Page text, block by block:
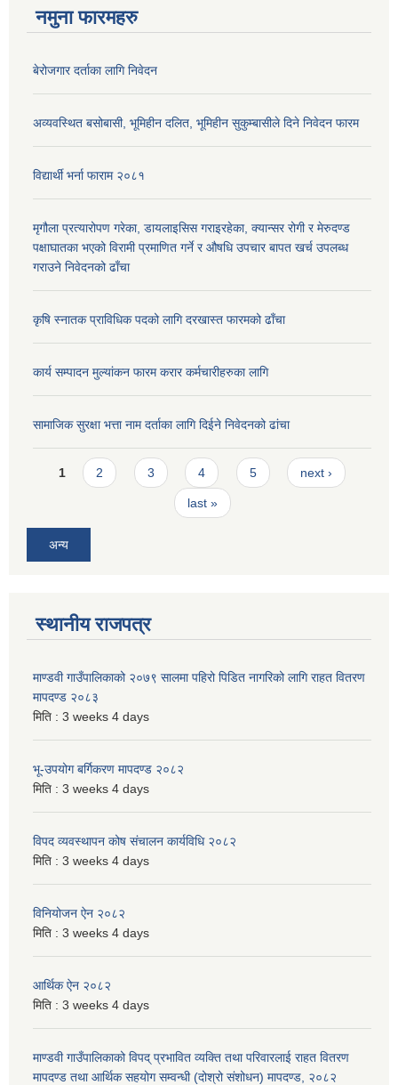
नमुना फारमहरु
बेरोजगार दर्ताका लागि निवेदन
अव्यवस्थित बसोबासी, भूमिहीन दलित, भूमिहीन सुकुम्बासीले दिने निवेदन फारम
विद्यार्थी भर्ना फाराम २०८१
मृगौला प्रत्यारोपण गरेका, डायलाइसिस गराइरहेका, क्यान्सर रोगी र मेरुदण्ड
पक्षाघातका भएको विरामी प्रमाणित गर्ने र औषधि उपचार बापत खर्च उपलब्ध
गराउने निवेदनको ढाँचा
कृषि स्नातक प्राविधिक पदको लागि दरखास्त फारमको ढाँचा
कार्य सम्पादन मुल्यांकन फारम करार कर्मचारीहरुका लागि
सामाजिक सुरक्षा भत्ता नाम दर्ताका लागि दिईने निवेदनको ढांचा
Pages
1 2 3 4 5 next ›
last »
अन्य
स्थानीय राजपत्र
माण्डवी गाउँपालिकाको २०७९ सालमा पहिरो पिडित नागरिको लागि राहत वितरण
मापदण्ड २०८३
मिति : 3 weeks 4 days
भू-उपयोग बर्गिकरण मापदण्ड २०८२
मिति : 3 weeks 4 days
विपद व्यवस्थापन कोष संचालन कार्यविधि २०८२
मिति : 3 weeks 4 days
विनियोजन ऐन २०८२
मिति : 3 weeks 4 days
आर्थिक ऐन २०८२
मिति : 3 weeks 4 days
माण्डवी गाउँपालिकाको विपद् प्रभावित व्यक्ति तथा परिवारलाई राहत वितरण
मापदण्ड तथा आर्थिक सहयोग सम्वन्धी (दोश्रो संशोधन) मापदण्ड, २०८२